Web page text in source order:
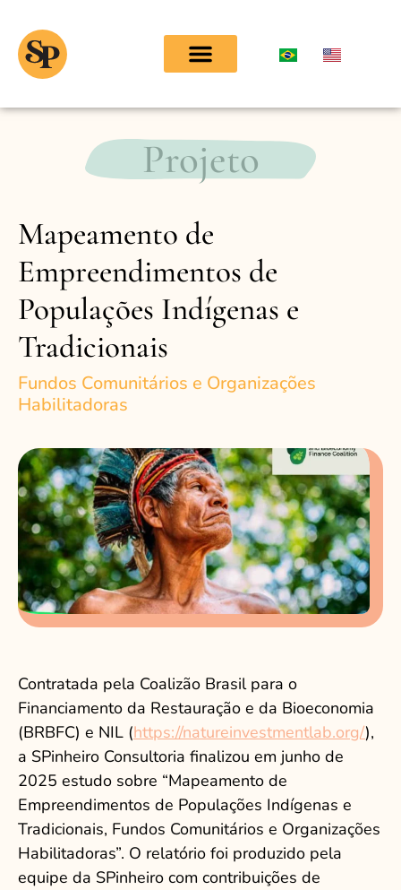
Projeto
Mapeamento de
Empreendimentos de
Populações Indígenas e
Tradicionais
Fundos Comunitários e Organizações
Habilitadoras
Contratada pela Coalizão Brasil para o
Financiamento da Restauração e da Bioeconomia
(BRBFC) e NIL (https://natureinvestmentlab.org/),
a SPinheiro Consultoria finalizou em junho de
2025 estudo sobre “Mapeamento de
Empreendimentos de Populações Indígenas e
Tradicionais, Fundos Comunitários e Organizações
Habilitadoras”. O relatório foi produzido pela
equipe da SPinheiro com contribuições de